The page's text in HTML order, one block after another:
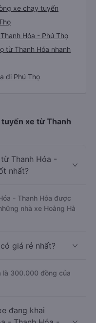
xe chạy tuyến
Hóa - Phú Thọ
từ Thanh Hóa nhanh
đi Phú Thọ
xe từ Thanh
Thanh Hóa -
nhất?
- Thanh Hóa được
nhà xe Hoàng Hà
giá rẻ nhất?
là 300.000 đồng của
đang khai